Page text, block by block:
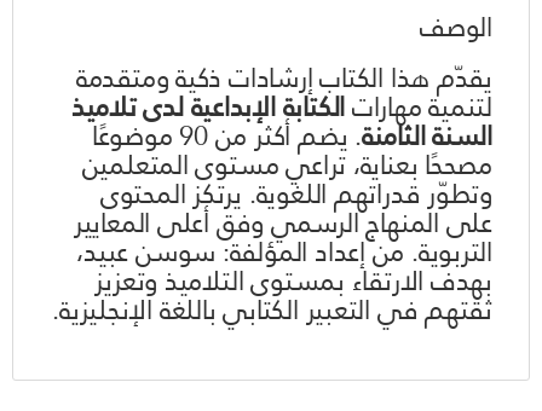
الوصف
يقدّم هذا الكتاب إرشادات ذكية ومتقدمة
لتنمية مهاراتالكتابة الإبداعية لدى تلاميذ
السنة الثامنة . يضم أكثر من 90 موضوعًا
مصححًا بعناية، تراعي مستوى المتعلمين
وتطوّر قدراتهم اللغوية. يرتكز المحتوى
على المنهاج الرسمي وفق أعلى المعايير
التربوية. من إعداد المؤلفة: سوسن عبيد،
بهدف الارتقاء بمستوى التلاميذ وتعزيز
ثقتهم في التعبير الكتابي باللغة الإنجليزية.